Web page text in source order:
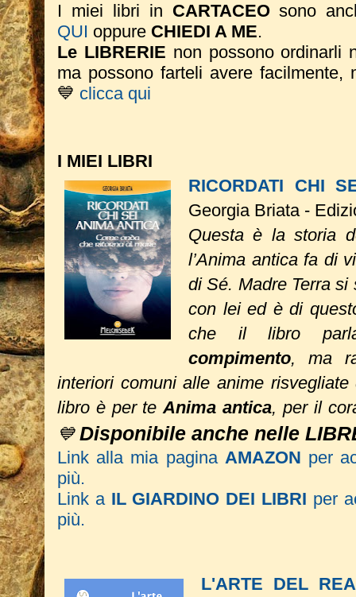
I miei libri in CARTACEOsono
QUI oppure CHIEDI A ME.
Le LIBRERIE non possono ordinarli
ma possono farteli avere facilmente,
💙 clicca qui
I MIEI LIBRI
RICORDATI CHI
Georgia Briata -
Questa è la storia
l’Anima antica fa di
di Sé. Madre Terra
con lei ed è di
che il libro
compimento, ma
interiori comuni alle anime
libro è per teAnima antica, per il
💙 Disponibile anche nelle
Link alla mia pagina AMAZON per
più.
Link a IL GIARDINO DEI LIBRI per
più.
L'ARTE DEL